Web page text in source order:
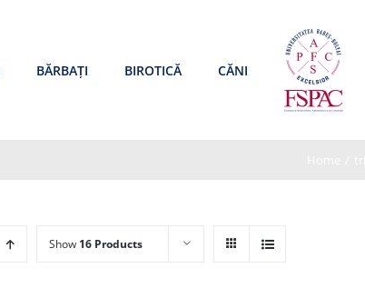
BĂRBAȚI BIROTICĂ CĂNI
Show 16 Products